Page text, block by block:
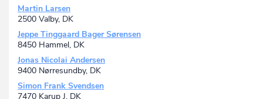
Martin Larsen
2500 Valby, DK
Jeppe Tinggaard Bager Sørensen
8450 Hammel, DK
Jonas Nicolai Andersen
9400 Nørresundby, DK
Simon Frank Svendsen
7470 Karup J, DK